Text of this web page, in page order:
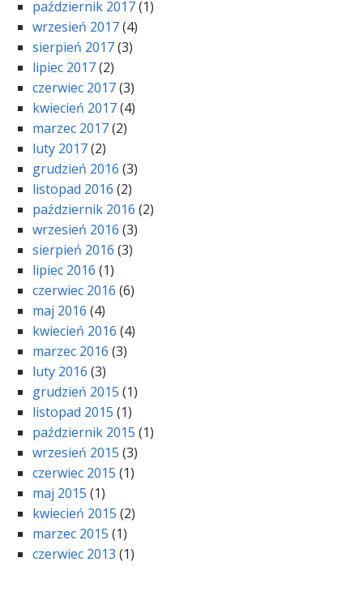
październik 2017(1)
wrzesień 2017(4)
sierpień 2017(3)
lipiec 2017(2)
czerwiec 2017(3)
kwiecień 2017(4)
marzec 2017(2)
luty 2017(2)
grudzień 2016 (3)
listopad 2016 (2)
październik 2016 (2)
wrzesień 2016 (3)
sierpień 2016 (3)
lipiec 2016 (1)
czerwiec 2016 (6)
maj 2016 (4)
kwiecień 2016 (4)
marzec 2016 (3)
luty 2016 (3)
grudzień 2015 (1)
listopad 2015 (1)
październik 2015 (1)
wrzesień 2015 (3)
czerwiec 2015 (1)
maj 2015 (1)
kwiecień 2015 (2)
marzec 2015 (1)
czerwiec 2013 (1)